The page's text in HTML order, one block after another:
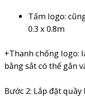
Tấm logo:
0.3 x 0.8m
+Thanh chống logo:
bằng sắt có thể gắn
Bước 2: Lắp đặt